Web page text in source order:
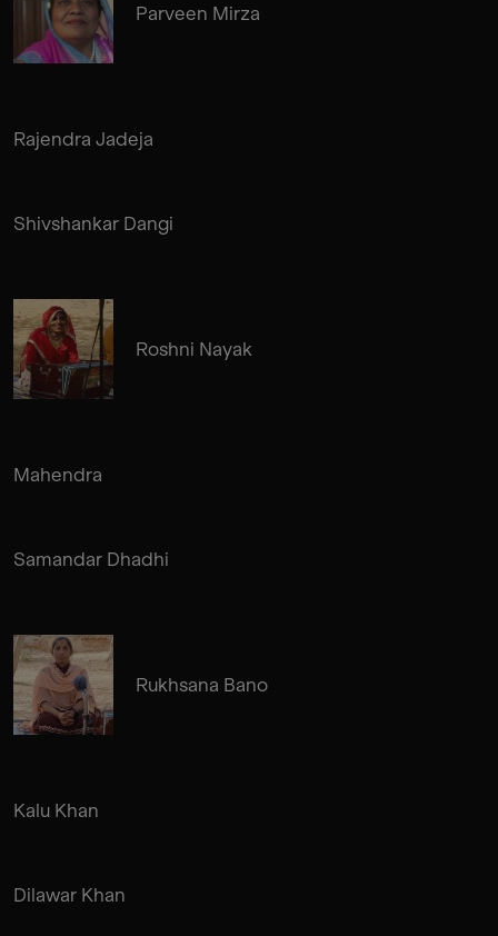
Parveen Mirza
Rajendra Jadeja
Shivshankar Dangi
Roshni Nayak
Mahendra
Samandar Dhadhi
Rukhsana Bano
Kalu Khan
Dilawar Khan